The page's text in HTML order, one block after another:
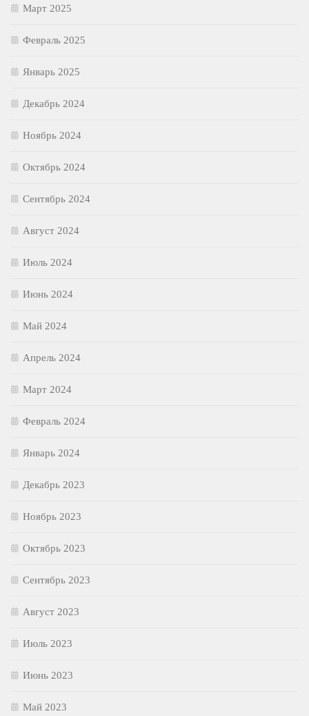
Март 2025
Февраль 2025
Январь 2025
Декабрь 2024
Ноябрь 2024
Октябрь 2024
Сентябрь 2024
Август 2024
Июль 2024
Июнь 2024
Май 2024
Апрель 2024
Март 2024
Февраль 2024
Январь 2024
Декабрь 2023
Ноябрь 2023
Октябрь 2023
Сентябрь 2023
Август 2023
Июль 2023
Июнь 2023
Май 2023